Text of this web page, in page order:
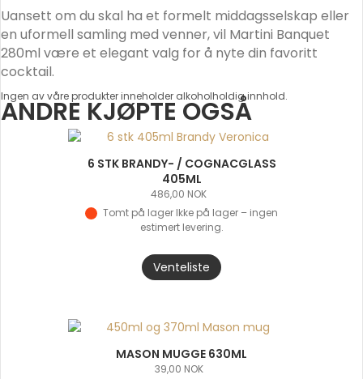
Uansett om du skal ha et formelt middagsselskap eller
en uformell samling med venner, vil Martini Banquet
280ml være et elegant valg for å nyte din favoritt
cocktail.
Ingen av våre produkter inneholder alkoholholdig innhold.
ANDRE KJØPTE OGSÅ
6 STK BRANDY- / COGNACGLASS
405ML
486,00 NOK
Tomt på lager
Venteliste
MASON MUGGE 630ML
39,00 NOK